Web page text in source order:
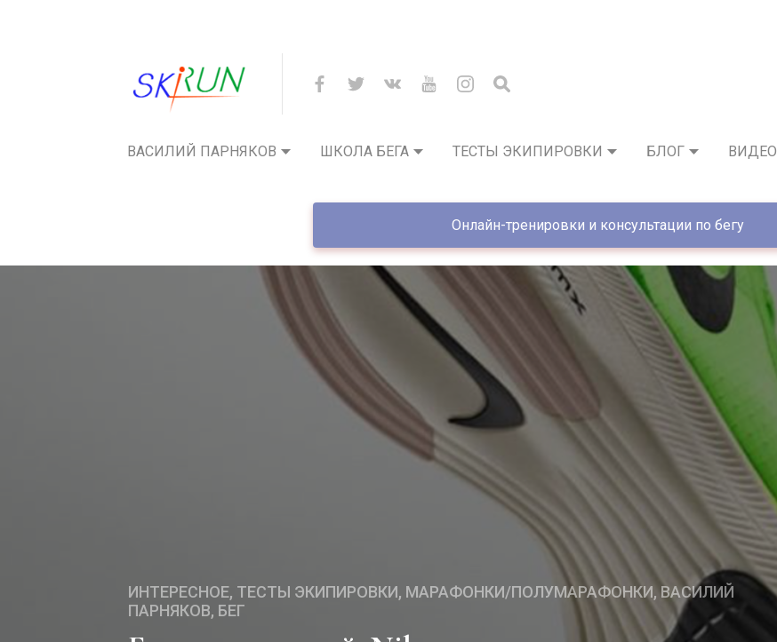
ВАСИЛИЙ ПАРНЯКОВ ШКОЛА БЕГА ТЕСТЫ ЭКИПИРОВКИ БЛОГ ВИДЕО
Онлайн-тренировки и консультации по бегу
ИНТЕРЕСНОЕ ТЕСТЫ ЭКИПИРОВКИ МАРАФОНКИ/ПОЛУМАРАФОНКИ ВАСИЛИЙ
ПАРНЯКОВ БЕГ